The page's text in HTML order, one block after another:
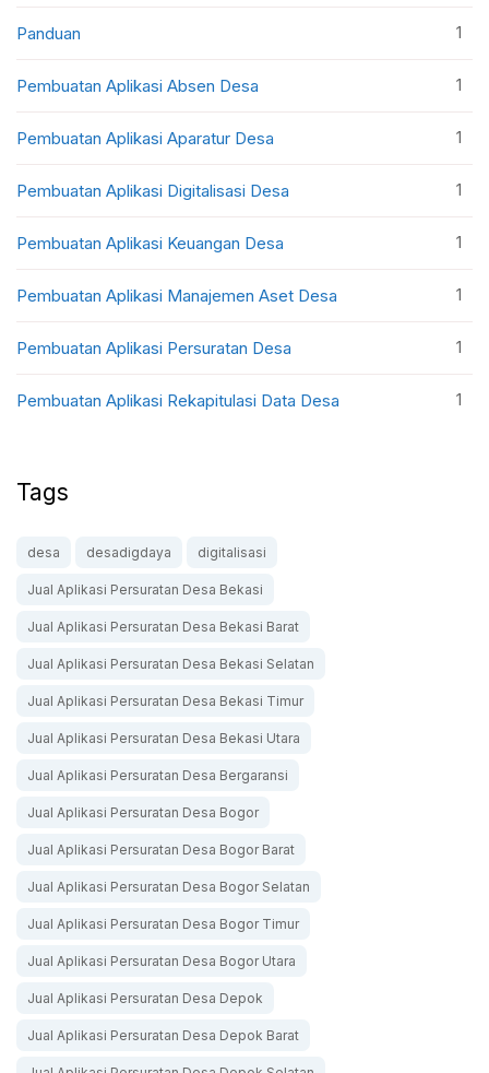
Panduan 1
Pembuatan Aplikasi Absen Desa 1
Pembuatan Aplikasi Aparatur Desa 1
Pembuatan Aplikasi Digitalisasi Desa 1
Pembuatan Aplikasi Keuangan Desa 1
Pembuatan Aplikasi Manajemen Aset Desa 1
Pembuatan Aplikasi Persuratan Desa 1
Pembuatan Aplikasi Rekapitulasi Data Desa 1
Tags
desa desadigdaya digitalisasi
Jual Aplikasi Persuratan Desa Bekasi
Jual Aplikasi Persuratan Desa Bekasi Barat
Jual Aplikasi Persuratan Desa Bekasi Selatan
Jual Aplikasi Persuratan Desa Bekasi Timur
Jual Aplikasi Persuratan Desa Bekasi Utara
Jual Aplikasi Persuratan Desa Bergaransi
Jual Aplikasi Persuratan Desa Bogor
Jual Aplikasi Persuratan Desa Bogor Barat
Jual Aplikasi Persuratan Desa Bogor Selatan
Jual Aplikasi Persuratan Desa Bogor Timur
Jual Aplikasi Persuratan Desa Bogor Utara
Jual Aplikasi Persuratan Desa Depok
Jual Aplikasi Persuratan Desa Depok Barat